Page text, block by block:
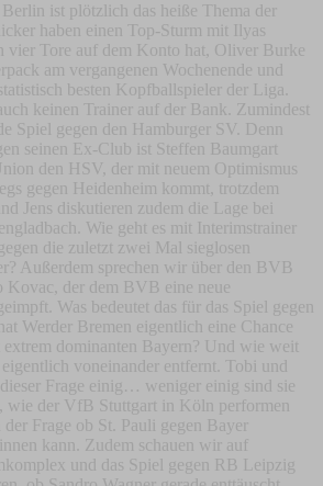
ist plötzlich das heiße Thema der
haben einen Top-Sturm mit Ilyas
vier Tore auf dem Konto hat, Oliver Burke
am vergangenen Wochenende und
besten Kopfballspieler der Liga.
keinen Trainer auf der Bank. Zumindest
Spiel gegen den Hamburger SV. Denn
seinen Ex-Club ist Steffen Baumgart
den HSV, der mit neuem Optimismus
gegen Heidenheim kommt, trotzdem
Jens diskutieren zudem die Lage bei
Wie geht es mit Interimstrainer
die zuletzt zwei Mal sieglosen
Außerdem sprechen wir über den BVB
Kovac, der dem BVB eine neue
Was bedeutet das für das Spiel gegen
Werder Bremen eigentlich eine Chance
extrem dominanten Bayern? Und wie weit
eigentlich voneinander entfernt. Tobi und
dieser Frage einig… weniger einig sind sie
wie der VfB Stuttgart in Köln performen
Frage ob St. Pauli gegen Bayer
kann. Zudem schauen wir auf
und das Spiel gegen RB Leipzig